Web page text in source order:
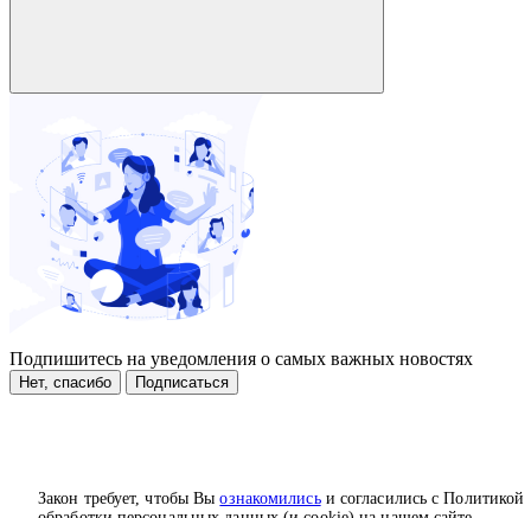
Закон требует, чтобы Выознакомилисьи согласились с Политикой
Подпишитесь на уведомления о самых важных новостях
Нет, спасибо Подписаться